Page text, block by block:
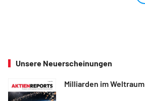
Unsere Neuerscheinungen
Milliarden im Weltraum